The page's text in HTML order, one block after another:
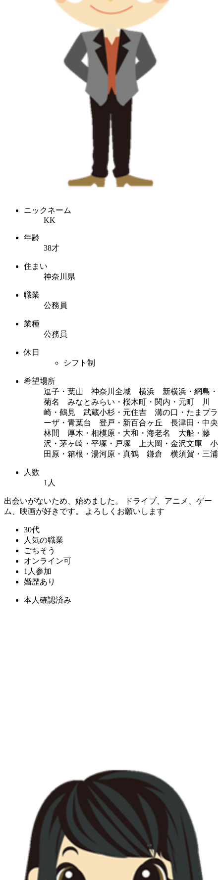
ニックネーム
KK
年齢
38才
住まい
神奈川県
職業
公務員
業種
公務員
休日
シフト制
希望場所
逗子・葉山 神奈川全域 横浜 新横浜・網島・
菊名 みなとみらい・桜木町・関内・元町 川
崎・鶴見 武蔵小杉・元住吉 溝の口・たまプラ
ーザ・青葉台 登戸・新百合ヶ丘 長津田・中央
林間 厚木・相模原・大和・海老名 大船・藤
沢・茅ヶ崎・平塚・戸塚 上大岡・金沢文庫 小
田原・箱根・湯河原・真鶴 鎌倉 横須賀・三浦
人数
1人
出会いがないため、始めました。 ドライブ、アニメ、ゲー
ム、映画が好きです。 よろしくお願いします
30代
人気の職業
ごちそう
オンライン可
1人参加
婚歴あり
本人確認済み